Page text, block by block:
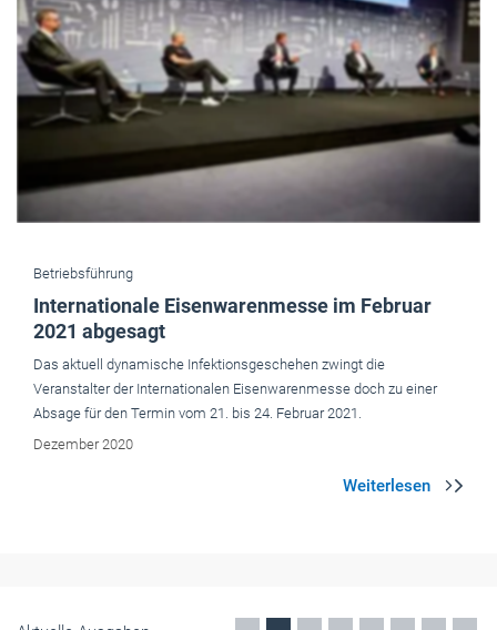
Betriebsführung
Internationale Eisenwarenmesse im Februar
2021 abgesagt
Das aktuell dynamische Infektionsgeschehen zwingt die
Veranstalter der Internationalen Eisenwarenmesse doch zu einer
Absage für den Termin vom 21. bis 24. Februar 2021.
Dezember 2020